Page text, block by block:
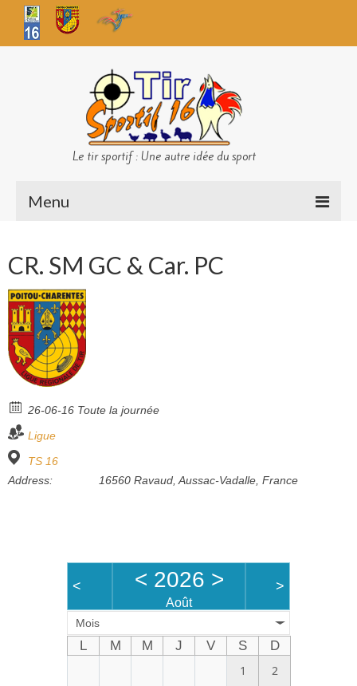
Le tir sportif : Une autre idée du sport
Menu
Sécurité
Challenges TS 16
Bilan des championnats
Bénévoles
Vidéos
Boutique
CR. SM GC & Car. PC
26-06-16 Toute la journée
Ligue
TS 16
Address:
16560 Ravaud, Aussac-Vadalle, France
< < 2026 >
Août
>
Mois
L M M J V S
D
1
2